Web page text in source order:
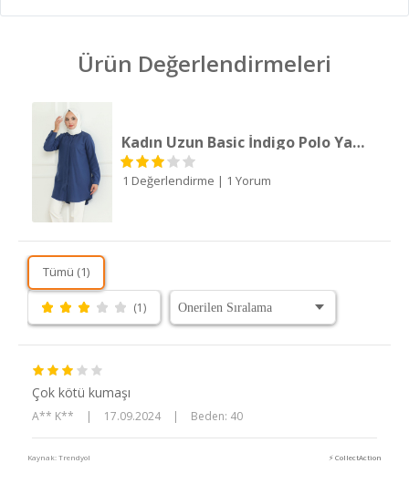
Ürün Değerlendirmeleri
Kadın Uzun Basic İndigo Polo Yaka Tesettür Gömlek Elbise
1 Değerlendirme | 1 Yorum
Tümü (1)
(1)
Çok kötü kumaşı
A** K** | 17.09.2024 | Beden: 40
Kaynak: Trendyol ⚡ CollectAction